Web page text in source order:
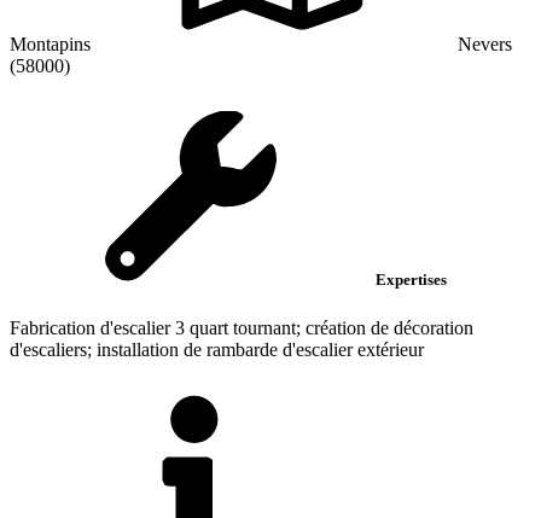
Montapins
Nevers
(58000)
Expertises
Fabrication d'escalier 3 quart tournant; création de décoration
d'escaliers; installation de rambarde d'escalier extérieur